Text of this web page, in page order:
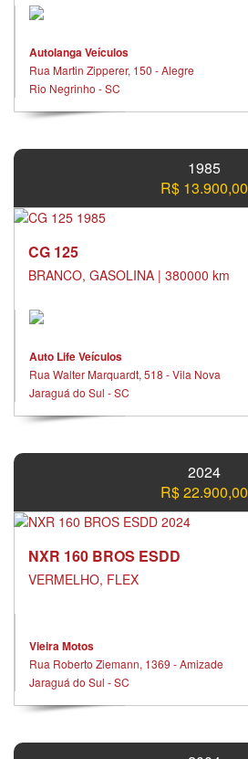
Painel digital
Piloto automático
Porta-copos
Protetor de caçamba
Rádio e cd player
Retrovisor eletrico
Rodas de liga leve
Sensor de chuva
Som
Teto solar
Travas elétricas
Valor a vista para troca consultar.
Vidro elétrico traseiro
Vidros elétricos
Volante com regulagem de altura
Autolanga Veículos
Rua Martin Zipperer, 150 - Alegre
Rio Negrinho - SC
1985
R$ 13.900,00
CG 125
BRANCO, GASOLINA | 380000 km
Auto Life Veículos
Rua Walter Marquardt, 518 - Vila Nova
Jaraguá do Sul - SC
2024
R$ 22.900,00
NXR 160 BROS ESDD
VERMELHO, FLEX
Vieira Motos
Rua Roberto Ziemann, 1369 - Amizade
Jaraguá do Sul - SC